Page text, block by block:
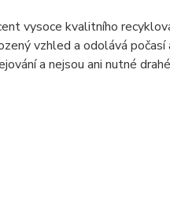
vysoce kvalitního
vzhled a odolává
a nejsou ani nutné